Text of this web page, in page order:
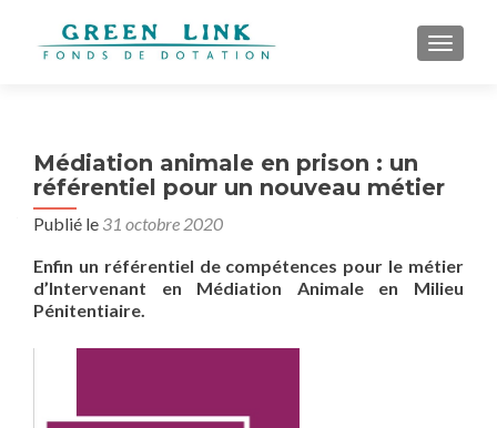
Médiation animale en prison : un
référentiel pour un nouveau métier
Publié le 31 octobre 2020
Enfin un référentiel de compétences pour le métier
d’Intervenant en Médiation Animale en Milieu
Pénitentiaire.